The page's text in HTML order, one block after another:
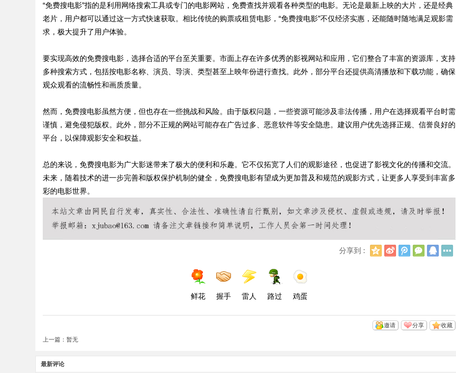
“免费搜电影”指的是利用网络搜索工具或专门的电影网站，免费查找并观看各种类型的电影。无论是最新上映的大片，还是经典
老片，用户都可以通过这一方式快速获取。相比传统的购票或租赁电影，“免费搜电影”不仅经济实惠，还能随时随地满足观影需
求，极大提升了用户体验。
要实现高效的免费搜电影，选择合适的平台至关重要。市面上存在许多优秀的影视网站和应用，它们整合了丰富的资源库，支持
多种搜索方式，包括按电影名称、演员、导演、类型甚至上映年份进行查找。此外，部分平台还提供高清播放和下载功能，确保
观众观看的流畅性和画质质量。
然而，免费搜电影虽然方便，但也存在一些挑战和风险。由于版权问题，一些资源可能涉及非法传播，用户在选择观看平台时需
谨慎，避免侵犯版权。此外，部分不正规的网站可能存在广告过多、恶意软件等安全隐患。建议用户优先选择正规、信誉良好的
平台，以保障观影安全和权益。
总的来说，免费搜电影为广大影迷带来了极大的便利和乐趣。它不仅拓宽了人们的观影途径，也促进了影视文化的传播和交流。
未来，随着技术的进一步完善和版权保护机制的健全，免费搜电影有望成为更加普及和规范的观影方式，让更多人享受到丰富多
彩的电影世界。
分享到 :
Q
新
浪
腾
讯
微
信
Q
鲜花 握手 雷人 路过 鸡蛋
收藏
分享
邀请
上一篇：暂无
最新评论